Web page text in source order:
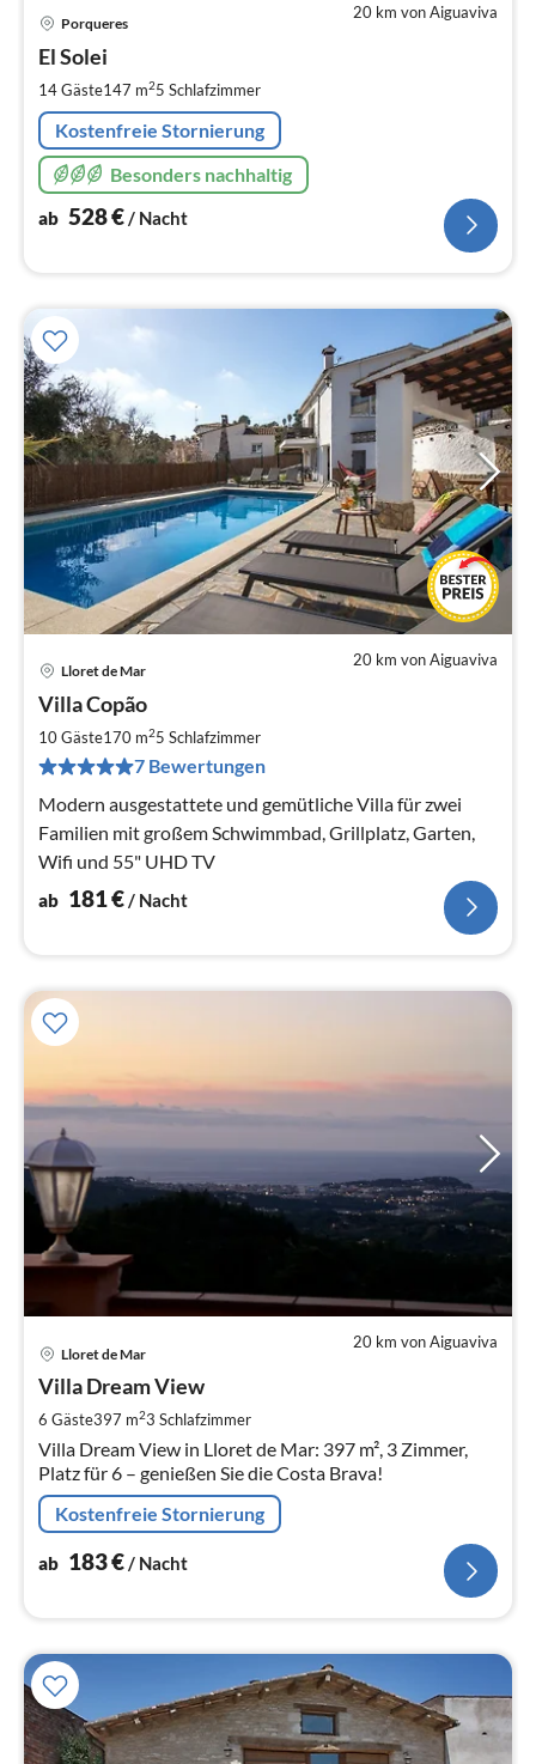
20 km von Aiguaviva
Porqueres
El Solei
14 Gäste147 m25 Schlafzimmer
Kostenfreie Stornierung
Besonders nachhaltig
ab 528€/ Nacht
20 km von Aiguaviva
Lloret de Mar
Villa Copão
10 Gäste170 m25 Schlafzimmer
7 Bewertungen
Modern ausgestattete und gemütliche Villa für zwei
Familien mit großem Schwimmbad, Grillplatz, Garten,
Wifi und 55" UHD TV
ab 181€/ Nacht
20 km von Aiguaviva
Lloret de Mar
Villa Dream View
6 Gäste397 m23 Schlafzimmer
Villa Dream View in Lloret de Mar: 397 m², 3 Zimmer,
Platz für 6 – genießen Sie die Costa Brava!
Kostenfreie Stornierung
ab 183€/ Nacht